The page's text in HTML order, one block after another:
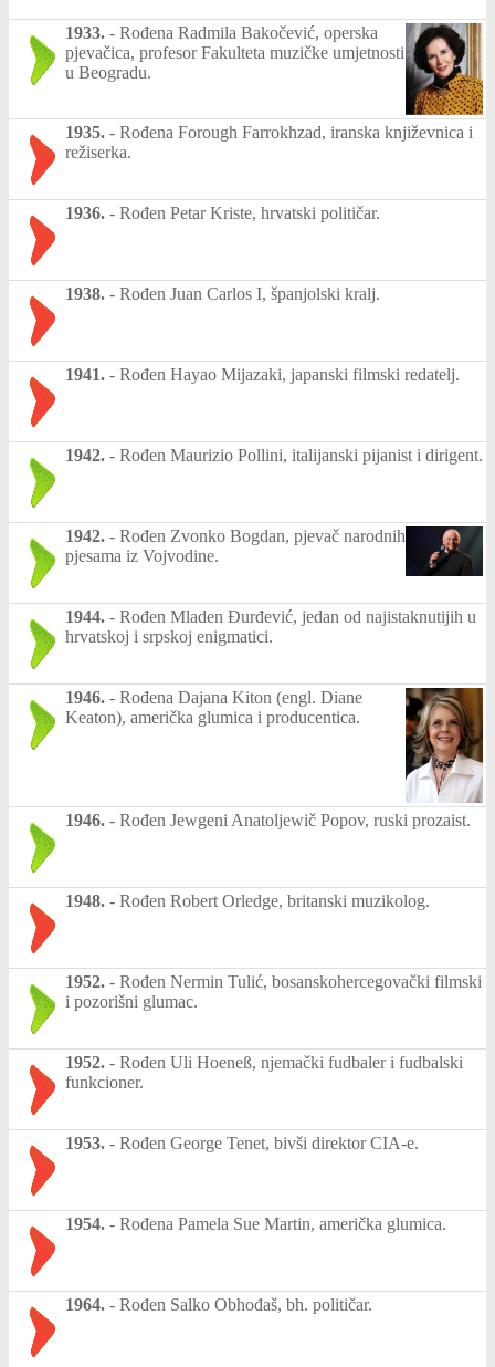
1933. - Rođena Radmila Bakočević, operska
pjevačica, profesor Fakulteta muzičke umjetnosti
u Beogradu.
1935. - Rođena Forough Farrokhzad, iranska književnica i
režiserka.
1936. - Rođen Petar Kriste, hrvatski političar.
1938. - Rođen Juan Carlos I, španjolski kralj.
1941. - Rođen Hayao Mijazaki, japanski filmski redatelj.
1942. - Rođen Maurizio Pollini, italijanski pijanist i dirigent.
1942. - Rođen Zvonko Bogdan, pjevač narodnih
pjesama iz Vojvodine.
1944. - Rođen Mladen Đurđević, jedan od najistaknutijih u
hrvatskoj i srpskoj enigmatici.
1946. - Rođena Dajana Kiton (engl. Diane
Keaton), američka glumica i producentica.
1946. - Rođen Jewgeni Anatoljewič Popov, ruski prozaist.
1948. - Rođen Robert Orledge, britanski muzikolog.
1952. - Rođen Nermin Tulić, bosanskohercegovački filmski
i pozorišni glumac.
1952. - Rođen Uli Hoeneß, njemački fudbaler i fudbalski
funkcioner.
1953. - Rođen George Tenet, bivši direktor CIA-e.
1954. - Rođena Pamela Sue Martin, američka glumica.
1964. - Rođen Salko Obhođaš, bh. političar.